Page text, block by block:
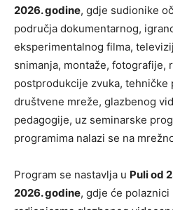
2026. godine, gdje sudionike
područja dokumentarnog,
eksperimentalnog filma,
snimanja, montaže, fotografije,
postprodukcije zvuka, tehničke
društvene mreže, glazbenog
pedagogije, uz seminarske
programima nalazi se na
Program se nastavlja u Puli od
2026. godine, gdje će